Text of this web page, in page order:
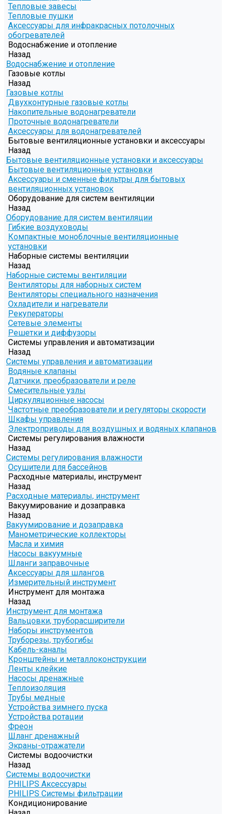
Тепловые завесы
Тепловые пушки
Аксессуары для инфракрасных потолочных
обогревателей
Водоснабжение и отопление
Назад
Водоснабжение и отопление
Газовые котлы
Назад
Газовые котлы
Двухконтурные газовые котлы
Накопительные водонагреватели
Проточные водонагреватели
Аксессуары для водонагревателей
Бытовые вентиляционные установки и аксессуары
Назад
Бытовые вентиляционные установки и аксессуары
Бытовые вентиляционные установки
Аксессуары и сменные фильтры для бытовых
вентиляционных установок
Оборудование для систем вентиляции
Назад
Оборудование для систем вентиляции
Гибкие воздуховоды
Компактные моноблочные вентиляционные
установки
Наборные системы вентиляции
Назад
Наборные системы вентиляции
Вентиляторы для наборных систем
Вентиляторы специального назначения
Охладители и нагреватели
Рекуператоры
Сетевые элементы
Решетки и диффузоры
Системы управления и автоматизации
Назад
Системы управления и автоматизации
Водяные клапаны
Датчики, преобразователи и реле
Смесительные узлы
Циркуляционные насосы
Частотные преобразователи и регуляторы скорости
Шкафы управления
Электроприводы для воздушных и водяных клапанов
Системы регулирования влажности
Назад
Системы регулирования влажности
Осушители для бассейнов
Расходные материалы, инструмент
Назад
Расходные материалы, инструмент
Вакуумирование и дозаправка
Назад
Вакуумирование и дозаправка
Манометрические коллекторы
Масла и химия
Насосы вакуумные
Шланги заправочные
Аксессуары для шлангов
Измерительный инструмент
Инструмент для монтажа
Назад
Инструмент для монтажа
Вальцовки, труборасширители
Наборы инструментов
Труборезы, трубогибы
Кабель-каналы
Кронштейны и металлоконструкции
Ленты клейкие
Насосы дренажные
Теплоизоляция
Трубы медные
Устройства зимнего пуска
Устройства ротации
Фреон
Шланг дренажный
Экраны-отражатели
Системы водоочистки
Назад
Системы водоочистки
PHILIPS Аксессуары
PHILIPS Системы фильтрации
Кондиционирование